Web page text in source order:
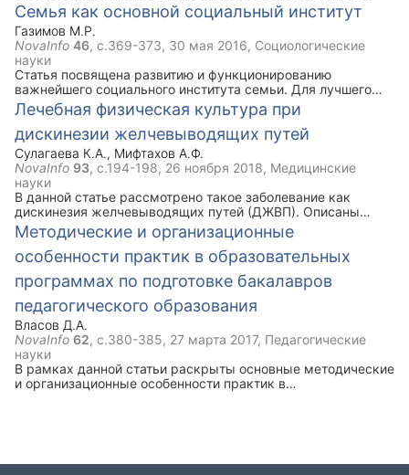
Семья как основной социальный институт
Газимов М.Р.
NovaInfo 46, с.369-373, 30 мая 2016, Социологические
науки
Cтатья посвящена развитию и функционированию
важнейшего социального института семьи. Для лучшего
понимания семьи проводится анализ ролевых отношений и
ролевых конфликтов в семье.
Лечебная физическая культура при
дискинезии желчевыводящих путей
Сулагаева К.А., Мифтахов А.Ф.
NovaInfo 93, с.194-198, 26 ноября 2018, Медицинские
науки
В данной статье рассмотрено такое заболевание как
дискинезия желчевыводящих путей (ДЖВП). Описаны
виды, признаки и симптомы данной болезни. Ключевым
моментом статьи является комплекс упражнений лечебной
физической культуры при ДЖВП, который рекомендован
наряду с медикаментозным лечением.
Методические и организационные
особенности практик в образовательных
программах по подготовке бакалавров
педагогического образования
Власов Д.А.
NovaInfo 62, с.380-385, 27 марта 2017, Педагогические
науки
В рамках данной статьи раскрыты основные методические
и организационные особенности практик в